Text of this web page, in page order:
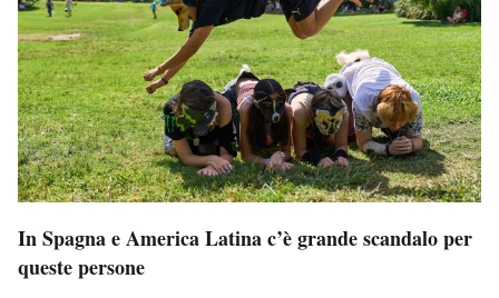
In Spagna e America Latina c’è grande scandalo per
queste persone